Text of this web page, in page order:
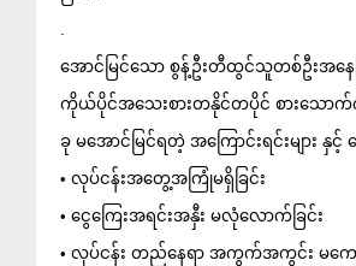
.
အောင်မြင်သော စွန့်ဦးတီထွင်သူတစ်ဦးအန
ကိုယ်ပိုင်အသေးစားတနိုင်တပိုင် စားသော
ခု မအောင်မြင်ရတဲ့ အကြောင်းရင်းများ နှင့်
• လုပ်ငန်းအတွေ့အကြုံမရှိခြင်း
• ငွေကြေးအရင်းအနှီး မလုံလောက်ခြင်း
• လုပ်ငန်း တည်နေရာ အကွက်အကွင်း မကော